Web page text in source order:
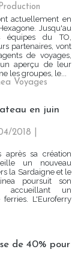
actuellement en
Jusqu'au
équipes du TO,
partenaires, vont
de voyages,
aperçu de leur
les groupes, le...
Voyages
en juin
2018
après sa création
un nouveau
la Sardaigne et le
poursuit son
accueillant un
L'Euroferry
de 40% pour